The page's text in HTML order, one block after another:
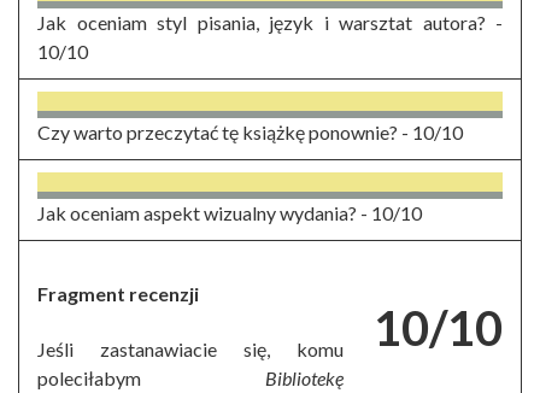
Jak oceniam styl pisania, język i warsztat autora? -
10/10
Czy warto przeczytać tę książkę ponownie? - 10/10
Jak oceniam aspekt wizualny wydania? - 10/10
10/10
Fragment recenzji
Jeśli zastanawiacie się, komu
poleciłabym Bibliotekę